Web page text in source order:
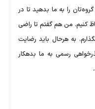
را به ما بدهید تا در
کنیم. من هم گفتم تا راضی
به هرحال باید رضایت
رسمی به ما بدهکار